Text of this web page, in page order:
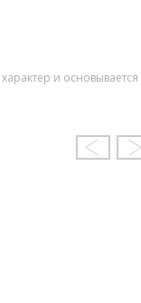
и основывается